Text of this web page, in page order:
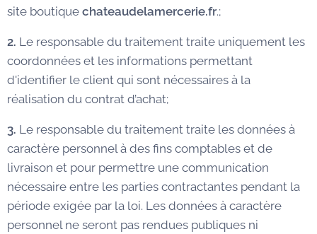
site boutique chateaudelamercerie.fr.;
2. Le responsable du traitement traite uniquement les
coordonnées et les informations permettant
d'identifier le client qui sont nécessaires à la
réalisation du contrat d’achat;
3. Le responsable du traitement traite les données à
caractère personnel à des fins comptables et de
livraison et pour permettre une communication
nécessaire entre les parties contractantes pendant la
période exigée par la loi. Les données à caractère
personnel ne seront pas rendues publiques ni